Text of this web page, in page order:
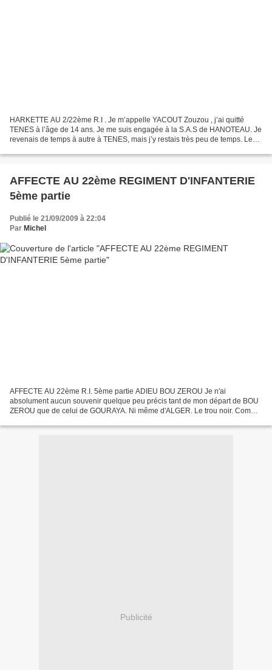
HARKETTE AU 2/22ème R.I . Je m’appelle YACOUT Zouzou , j’ai quitté
TENES à l’âge de 14 ans. Je me suis engagée à la S.A.S de HANOTEAU. Je
revenais de temps à autre à TENES, mais j’y restais très peu de temps. Le
AFFECTE AU 22ème REGIMENT D'INFANTERIE
5ème partie
Publié le 21/09/2009 à 22:04
Par Michel
AFFECTE AU 22ème R.I. 5ème partie ADIEU BOU ZEROU Je n'ai
absolument aucun souvenir quelque peu précis tant de mon départ de BOU
ZEROU que de celui de GOURAYA. Ni même d'ALGER. Le trou noir. Comme
Publicité